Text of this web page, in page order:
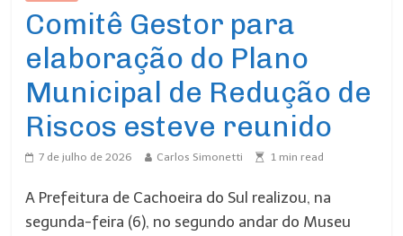
Comitê Gestor para
elaboração do Plano
Municipal de Redução de
Riscos esteve reunido
7 de julho de 2026 Carlos Simonetti 1 min read
A Prefeitura de Cachoeira do Sul realizou, na
segunda-feira (6), no segundo andar do Museu